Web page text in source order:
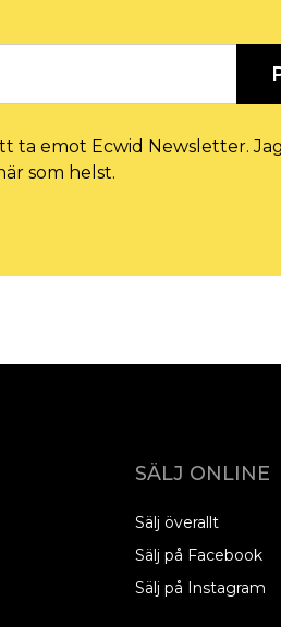
ta emot Ecwid Newsletter.
som helst.
SÄLJ ONLINE
Sälj överallt
Sälj på Facebook
Sälj på Instagram